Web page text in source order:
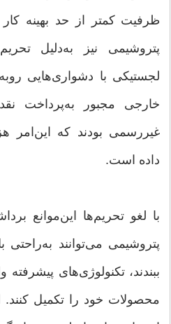
ظرفیت کمتر از حد بهینه
پتروشیمی نیز به‌دلیل
لجستیکی با دشواری‌هایی
خارجی مجبور به‌پرداخت
غیررسمی بودند که این‌امر
داده است.
با لغو تحریم‌ها این‌موانع
پتروشیمی می‌توانند
ببندند، تکنولوژی‌های
محصولات خود را تکمیل